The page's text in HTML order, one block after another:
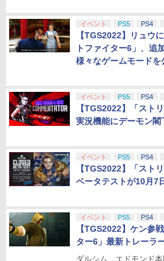
イベント PS5 PS4
【TGS2022】リュウ
トファイター6」、追
様々なゲームモードを
イベント PS5 PS4
【TGS2022】「スト
実況機能にデーモン
イベント PS5 PS4
【TGS2022】「スト
ベータテストが10月7
イベント PS5 PS4
【TGS2022】ケン参
ター6」最新トレーラ
ダルシム、エドモンド